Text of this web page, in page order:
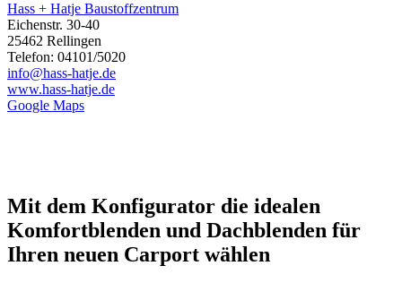
Hass + Hatje Baustoffzentrum
Eichenstr. 30-40
25462 Rellingen
Telefon: 04101/5020
info@hass-hatje.de
www.hass-hatje.de
Google Maps
Mit dem Konfigurator die idealen
Komfortblenden und Dachblenden für
Ihren neuen Carport wählen